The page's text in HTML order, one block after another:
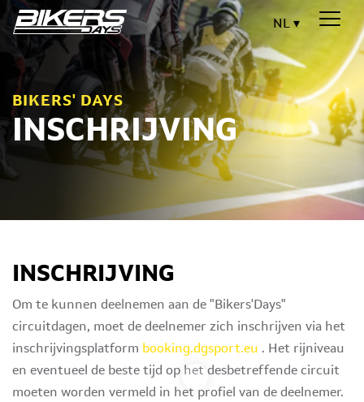
NL
BIKERS' DAYS
INSCHRIJVING
INSCHRIJVING
Om te kunnen deelnemen aan de "Bikers'Days"
circuitdagen, moet de deelnemer zich inschrijven via het
inschrijvingsplatform booking.dgsport.eu . Het rijniveau
en eventueel de beste tijd op het desbetreffende circuit
moeten worden vermeld in het profiel van de deelnemer.